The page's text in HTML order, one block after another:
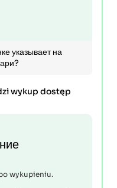
указывает на
wykup dostęp
wykupieniu.